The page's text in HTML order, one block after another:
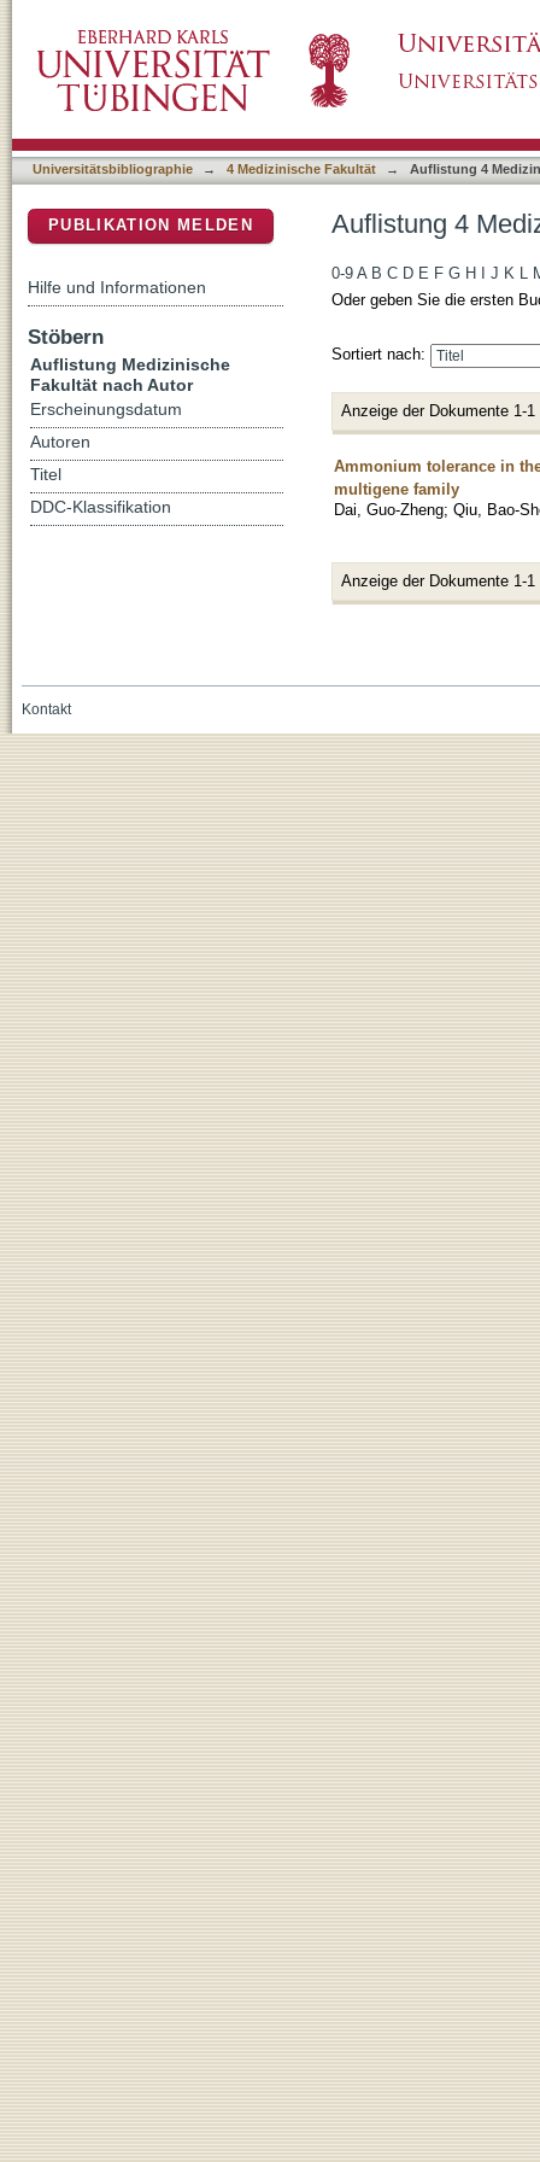
Universitätsbibliographie → 4 Medizinische Fakultät → Auflistung 4
Auflistung 4
0-9 A B C D E F G H J K L
Oder geben Sie die ersten
Sortiert nach:
Anzeige der Dokumente 1-1
Ammonium tolerance in
multigene family
Dai, Guo-Zheng; Qiu, Bao-
Anzeige der Dokumente 1-1
PUBLIKATION MELDEN
Hilfe und Informationen
Stöbern
Auflistung Medizinische
Fakultät nach Autor
Erscheinungsdatum
Autoren
Titel
DDC-Klassifikation
Kontakt